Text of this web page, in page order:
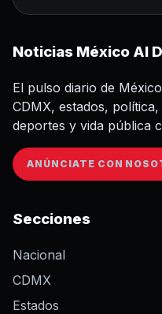
Noticias México Al
El pulso diario de
CDMX, estados,
deportes y vida pública
ANÚNCIATE CON
Secciones
Nacional
CDMX
Estados